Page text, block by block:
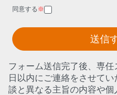
同意する ※
送信
フォーム送信完了後、専
日以内にご連絡をさせて
談と異なる主旨の内容や